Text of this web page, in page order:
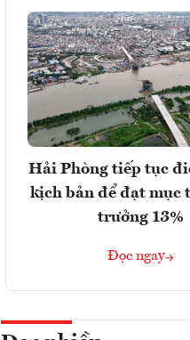
Hải Phòng tiếp tục
kịch bản để đạt mục
trưởng 13%
Đọc ngay